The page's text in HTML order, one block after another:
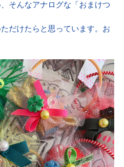
そんなアナログな「おまけつ
だけたらと思っています。お